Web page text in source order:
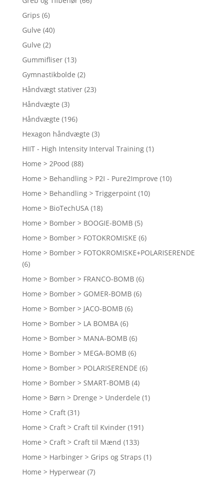
Grips (6)
Gulve (40)
Gulve (2)
Gummifliser (13)
Gymnastikbolde (2)
Håndvægt stativer (23)
Håndvægte (3)
Håndvægte (196)
Hexagon håndvægte (3)
HIIT - High Intensity Interval Training (1)
Home > 2Pood (88)
Home > Behandling > P2I - Pure2Improve (10)
Home > Behandling > Triggerpoint (10)
Home > BioTechUSA (18)
Home > Bomber > BOOGIE-BOMB (5)
Home > Bomber > FOTOKROMISKE (6)
Home > Bomber > FOTOKROMISKE+POLARISERENDE
(6)
Home > Bomber > FRANCO-BOMB (6)
Home > Bomber > GOMER-BOMB (6)
Home > Bomber > JACO-BOMB (6)
Home > Bomber > LA BOMBA (6)
Home > Bomber > MANA-BOMB (6)
Home > Bomber > MEGA-BOMB (6)
Home > Bomber > POLARISERENDE (6)
Home > Bomber > SMART-BOMB (4)
Home > Børn > Drenge > Underdele (1)
Home > Craft (31)
Home > Craft > Craft til Kvinder (191)
Home > Craft > Craft til Mænd (133)
Home > Harbinger > Grips og Straps (1)
Home > Hyperwear (7)